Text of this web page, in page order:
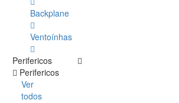
Backplane
Ventoínhas
Perifericos
Perifericos
Ver
todos